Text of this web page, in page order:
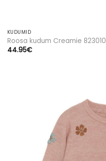
KUDUMID
Roosa kudum Creamie 823010
44.95€